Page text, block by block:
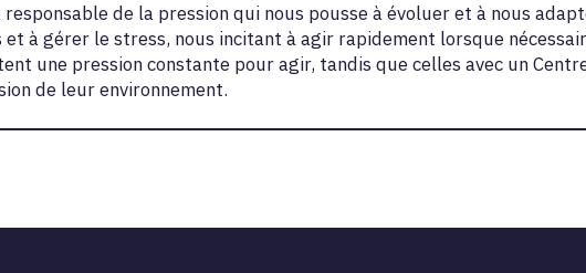
responsable de la pression qui nous pousse à évoluer et à nous
à gérer le stress, nous incitant à agir rapidement lorsque
une pression constante pour agir, tandis que celles avec un
de leur environnement.